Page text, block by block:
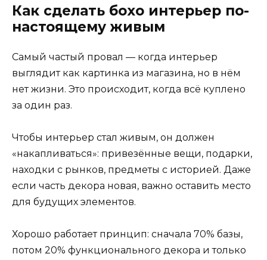
Как сделать бохо интерьер по-
настоящему живым
Самый частый провал — когда интерьер
выглядит как картинка из магазина, но в нём
нет жизни. Это происходит, когда всё куплено
за один раз.
Чтобы интерьер стал живым, он должен
«накапливаться»: привезённые вещи, подарки,
находки с рынков, предметы с историей. Даже
если часть декора новая, важно оставить место
для будущих элементов.
Хорошо работает принцип: сначала 70% базы,
потом 20% функционального декора и только